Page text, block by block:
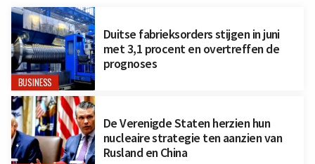
BUSINESS
Duitse fabrieksorders stijgen in juni
met 3,1 procent en overtreffen de
prognoses
De Verenigde Staten herzien hun
nucleaire strategie ten aanzien van
Rusland en China